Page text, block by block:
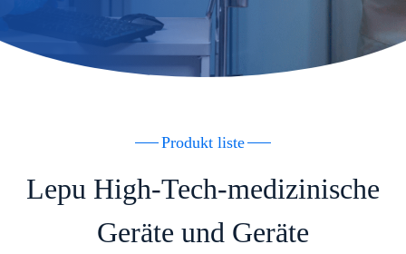
Produkt liste
Lepu High-Tech-medizinische
Geräte und Geräte